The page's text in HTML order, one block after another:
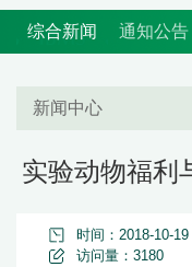
综合新闻 通知公告
新闻中心
实验动物福利
时间：2018-10-19
访问量： 3180